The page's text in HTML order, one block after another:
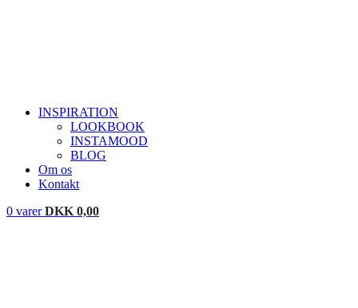
INSPIRATION
LOOKBOOK
INSTAMOOD
BLOG
Om os
Kontakt
0 varer DKK 0,00